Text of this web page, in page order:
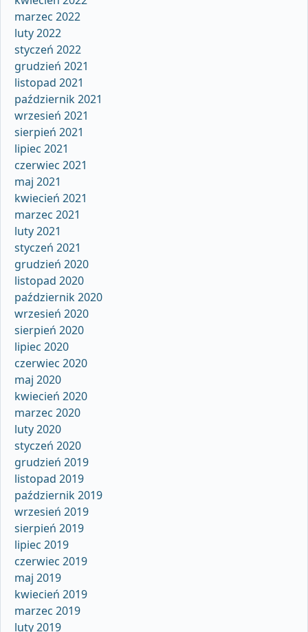
marzec 2022
luty 2022
styczeń 2022
grudzień 2021
listopad 2021
październik 2021
wrzesień 2021
sierpień 2021
lipiec 2021
czerwiec 2021
maj 2021
kwiecień 2021
marzec 2021
luty 2021
styczeń 2021
grudzień 2020
listopad 2020
październik 2020
wrzesień 2020
sierpień 2020
lipiec 2020
czerwiec 2020
maj 2020
kwiecień 2020
marzec 2020
luty 2020
styczeń 2020
grudzień 2019
listopad 2019
październik 2019
wrzesień 2019
sierpień 2019
lipiec 2019
czerwiec 2019
maj 2019
kwiecień 2019
marzec 2019
luty 2019